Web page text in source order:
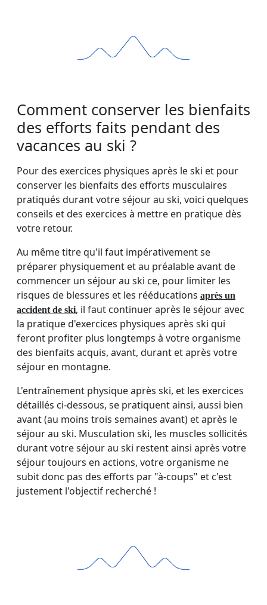
Comment conserver les bienfaits
des efforts faits pendant des
vacances au ski ?
Pour des exercices physiques après le ski et pour
conserver les bienfaits des efforts musculaires
pratiqués durant votre séjour au ski, voici quelques
conseils et des exercices à mettre en pratique dès
votre retour.
Au même titre qu'il faut impérativement se
préparer physiquement et au préalable avant de
commencer un séjour au ski ce, pour limiter les
risques de blessures et les rééducations après un
accident de ski, il faut continuer après le séjour avec
la pratique d'exercices physiques après ski qui
feront profiter plus longtemps à votre organisme
des bienfaits acquis, avant, durant et après votre
séjour en montagne.
L'entraînement physique après ski, et les exercices
détaillés ci-dessous, se pratiquent ainsi, aussi bien
avant (au moins trois semaines avant) et après le
séjour au ski. Musculation ski, les muscles sollicités
durant votre séjour au ski restent ainsi après votre
séjour toujours en actions, votre organisme ne
subit donc pas des efforts par "à-coups" et c'est
justement l'objectif recherché !